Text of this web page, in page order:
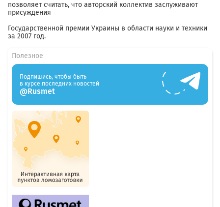
позволяет считать, что авторский коллектив заслуживают
присуждения
Государственной премии Украины в области науки и техники
за 2007 год.
Полезное
Подпишись, чтобы быть
в курсе последних новостей
@Rusmet